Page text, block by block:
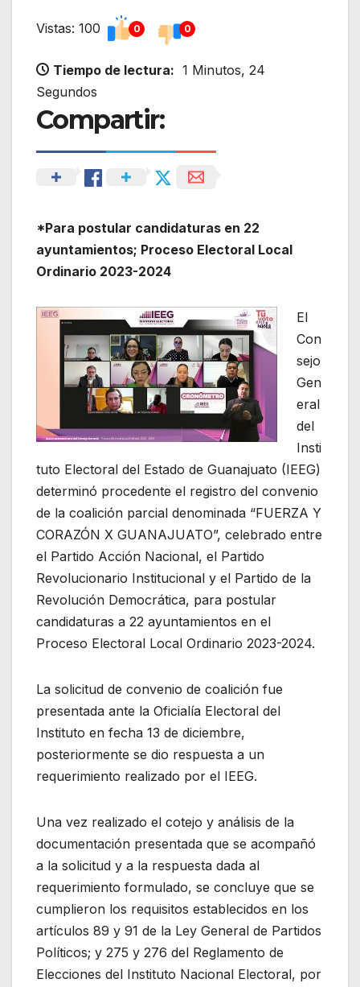
Vistas: 100 0 0
Tiempo de lectura: 1 Minutos, 24
Segundos
Compartir:
*Para postular candidaturas en 22
ayuntamientos; Proceso Electoral Local
Ordinario 2023-2024
El
Con
sejo
Gen
eral
del
Insti
tuto Electoral del Estado de Guanajuato (IEEG)
determinó procedente el registro del convenio
de la coalición parcial denominada “FUERZA Y
CORAZÓN X GUANAJUATO”, celebrado entre
el Partido Acción Nacional, el Partido
Revolucionario Institucional y el Partido de la
Revolución Democrática, para postular
candidaturas a 22 ayuntamientos en el
Proceso Electoral Local Ordinario 2023-2024.
La solicitud de convenio de coalición fue
presentada ante la Oficialía Electoral del
Instituto en fecha 13 de diciembre,
posteriormente se dio respuesta a un
requerimiento realizado por el IEEG.
Una vez realizado el cotejo y análisis de la
documentación presentada que se acompañó
a la solicitud y a la respuesta dada al
requerimiento formulado, se concluye que se
cumplieron los requisitos establecidos en los
artículos 89 y 91 de la Ley General de Partidos
Políticos; y 275 y 276 del Reglamento de
Elecciones del Instituto Nacional Electoral, por